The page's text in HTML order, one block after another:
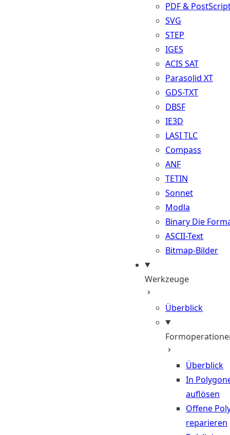
PDF &
SVG
STEP
IGES
ACIS SAT
Parasolid XT
GDS-TXT
DBSF
IE3D
LASI TLC
Compass
ANF
TETIN
Sonnet
Modla
Binary Die
ASCII-Text
Bitmap-Bilder
Werkzeuge
Überblick
Überblick
In
auflösen
Offene
reparieren